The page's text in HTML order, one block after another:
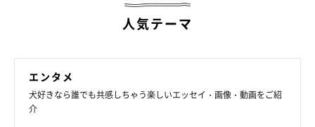
について、飼い主さんにお話を伺いました！
——次男くんが泣いているときのロロくんの行動を見て、どのよ
うに思いましたか？
人気テーマ
エンタメ
犬好きなら誰でも共感しちゃう楽しいエッセイ・画像・動画をご紹
介